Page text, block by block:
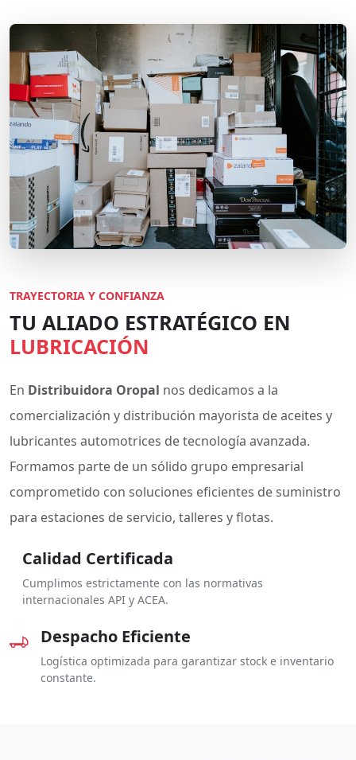
TRAYECTORIA Y CONFIANZA
TU ALIADO ESTRATÉGICO EN
LUBRICACIÓN
En Distribuidora Oropal nos dedicamos a la
comercialización y distribución mayorista de aceites y
lubricantes automotrices de tecnología avanzada.
Formamos parte de un sólido grupo empresarial
comprometido con soluciones eficientes de suministro
para estaciones de servicio, talleres y flotas.
Calidad Certificada
Cumplimos estrictamente con las normativas
internacionales API y ACEA.
Despacho Eficiente
Logística optimizada para garantizar stock e inventario
constante.